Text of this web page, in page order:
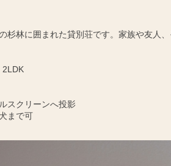
杉林に囲まれた貸別荘です。家族や友人
2LDK
スクリーンへ投影
まで可